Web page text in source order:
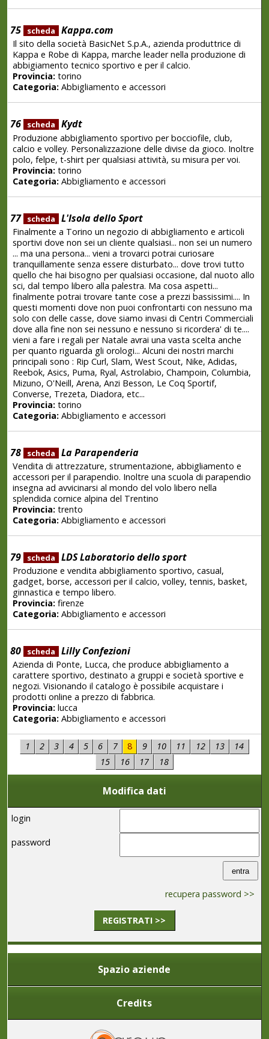
75 scheda Kappa.com
Il sito della società BasicNet S.p.A., azienda produttrice di
Kappa e Robe di Kappa, marche leader nella produzione di
abbigiamento tecnico sportivo e per il calcio.
Provincia:torino
Categoria:Abbigliamento e accessori
76 scheda Kydt
Produzione abbigliamento sportivo per bocciofile, club,
calcio e volley. Personalizzazione delle divise da gioco. Inoltre
polo, felpe, t-shirt per qualsiasi attività, su misura per voi.
Provincia:torino
Categoria:Abbigliamento e accessori
77 scheda L'Isola dello Sport
Finalmente a Torino un negozio di abbigliamento e articoli
sportivi dove non sei un cliente qualsiasi... non sei un numero
... ma una persona... vieni a trovarci potrai curiosare
tranquillamente senza essere disturbato... dove trovi tutto
quello che hai bisogno per qualsiasi occasione, dal nuoto allo
sci, dal tempo libero alla palestra. Ma cosa aspetti...
finalmente potrai trovare tante cose a prezzi bassissimi.... In
questi momenti dove non puoi confrontarti con nessuno ma
solo con delle casse, dove siamo invasi di Centri Commerciali
dove alla fine non sei nessuno e nessuno si ricordera' di te....
vieni a fare i regali per Natale avrai una vasta scelta anche
per quanto riguarda gli orologi... Alcuni dei nostri marchi
principali sono : Rip Curl, Slam, West Scout, Nike, Adidas,
Reebok, Asics, Puma, Ryal, Astrolabio, Champoin, Columbia,
Mizuno, O'Neill, Arena, Anzi Besson, Le Coq Sportif,
Converse, Trezeta, Diadora, etc...
Provincia:torino
Categoria:Abbigliamento e accessori
78 scheda La Parapenderia
Vendita di attrezzature, strumentazione, abbigliamento e
accessori per il parapendio. Inoltre una scuola di parapendio
insegna ad avvicinarsi al mondo del volo libero nella
splendida cornice alpina del Trentino
Provincia:trento
Categoria:Abbigliamento e accessori
79 scheda LDS Laboratorio dello sport
Produzione e vendita abbigliamento sportivo, casual,
gadget, borse, accessori per il calcio, volley, tennis, basket,
ginnastica e tempo libero.
Provincia:firenze
Categoria:Abbigliamento e accessori
80 scheda Lilly Confezioni
Azienda di Ponte, Lucca, che produce abbigliamento a
carattere sportivo, destinato a gruppi e società sportive e
negozi. Visionando il catalogo è possibile acquistare i
prodotti online a prezzo di fabbrica.
Provincia:lucca
Categoria:Abbigliamento e accessori
1 2 3 4 5 6 7 8 9 10 11 12 13
14
15
16 17 18
Modifica dati
login
password
recupera password >>
REGISTRATI >>
Spazio aziende
Credits